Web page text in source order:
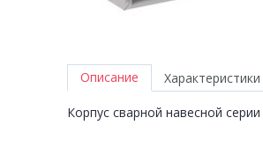
Описание
Корпус сварной навесной
Характеристики